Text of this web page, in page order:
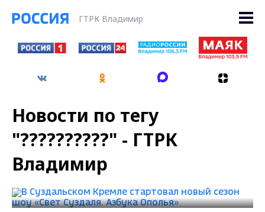
ГТРК Владимир
Новости по тегу
"??????????" - ГТРК
Владимир